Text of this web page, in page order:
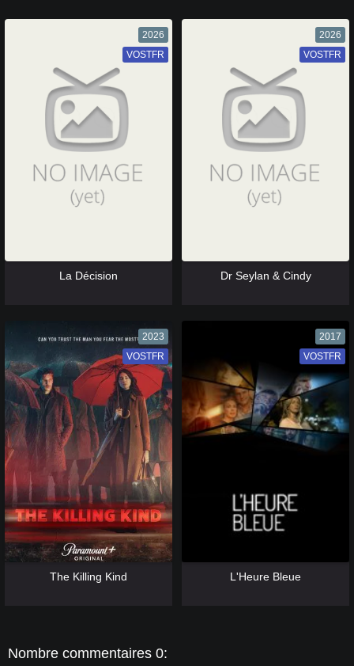
2026
VF
VOSTFR
La Décision
2026
VF
VOSTFR
Dr Seylan & Cindy
2023
VF
VOSTFR
The Killing Kind
2017
VF
VOSTFR
L'Heure Bleue
Nombre commentaires 0: